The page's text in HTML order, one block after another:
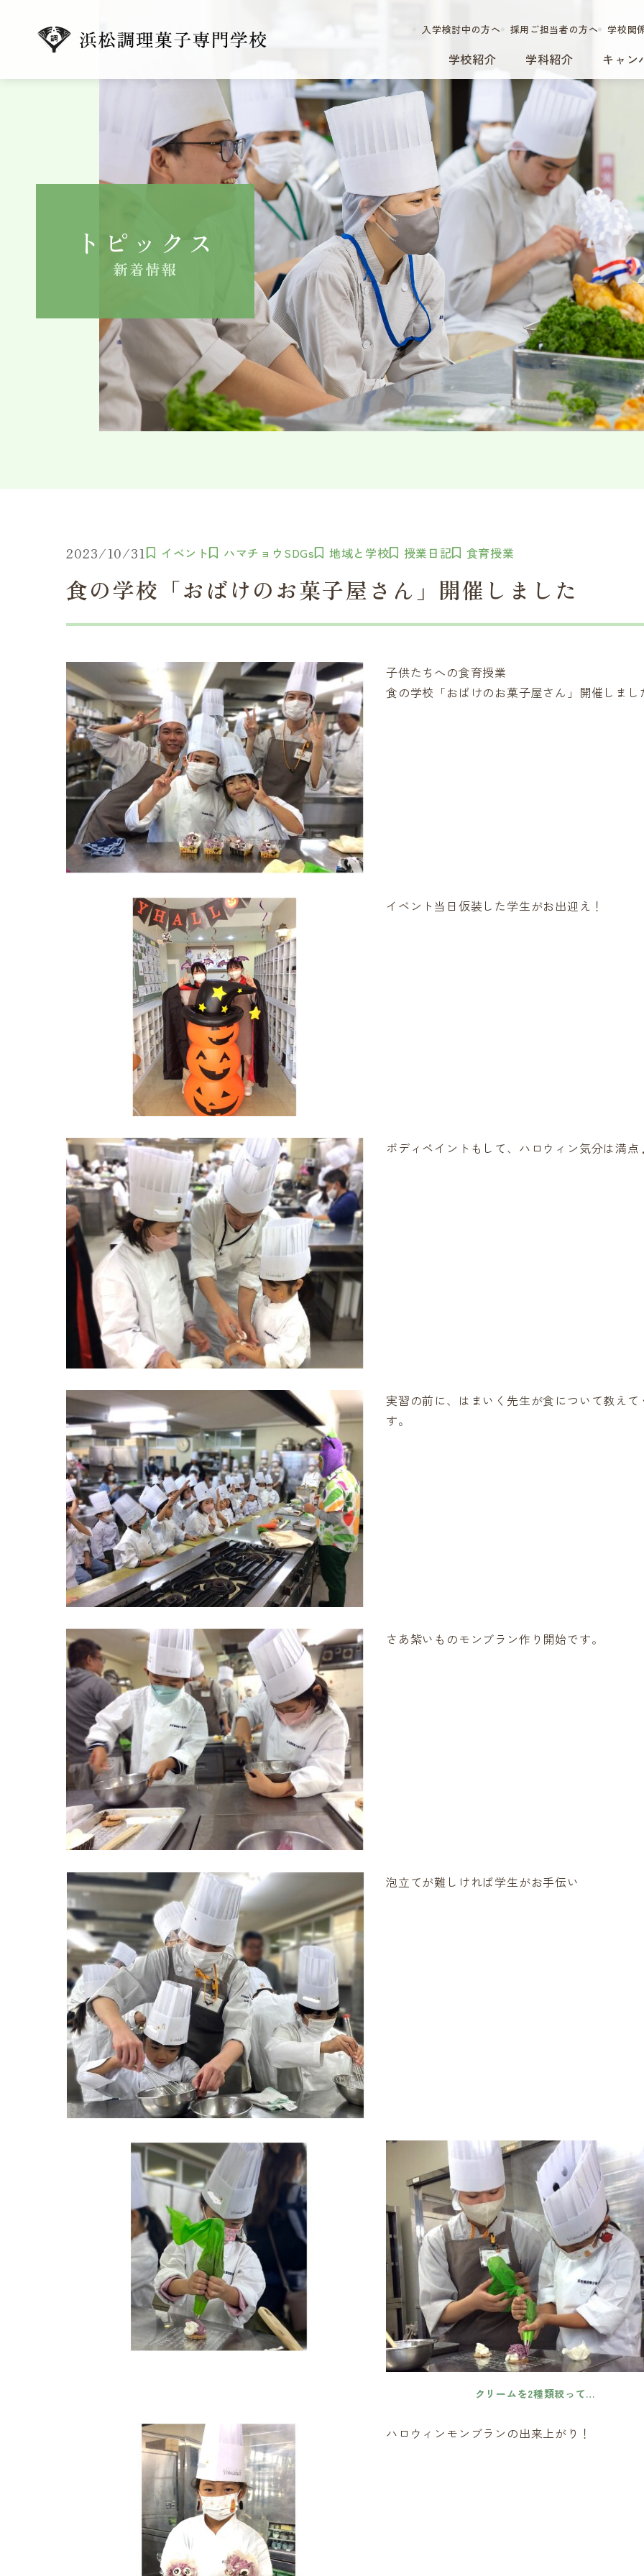
学校紹介 学科紹介 キャン
入学検討中の方へ 採用ご担当者の方へ 学校関
トピックス
新着情報
2023/10/31 イベント ハマチョウSDGs 地域と学校 授業日記 食育授業
食の学校「おばけのお菓子屋さん」開催しました
子供たちへの食育授業
食の学校「おばけのお菓子屋さん」開催しまし
イベント当日仮装した学生がお出迎え！
ボディペイントもして、ハロウィン気分は満
実習の前に、はまいく先生が食について教えて
す。
さあ紫いものモンブラン作り開始です。
泡立てが難しければ学生がお手伝い
クリームを2種類絞って…
ハロウィンモンブランの出来上がり！